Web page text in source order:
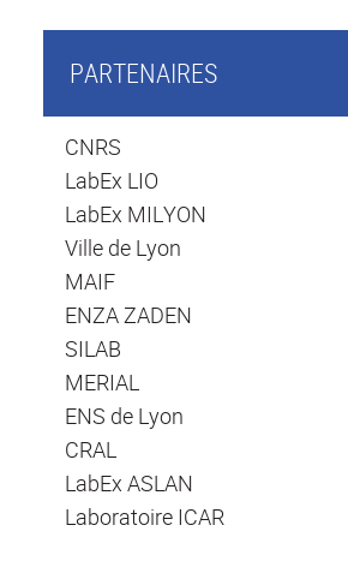
PARTENAIRES
CNRS
LabEx LIO
LabEx MILYON
Ville de Lyon
MAIF
ENZA ZADEN
SILAB
MERIAL
ENS de Lyon
CRAL
LabEx ASLAN
Laboratoire ICAR